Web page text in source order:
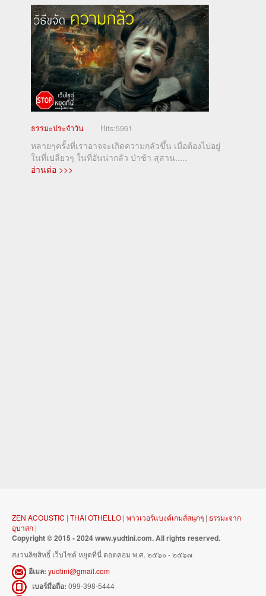
ธรรมะประจำวัน Hits:5961
หลายๆครั้งที่เราอาจจะเกิดความกลัวขึ้น เมื่อต้องไปอยู่
ในที่เปลี่ยวๆ ในที่อันน่ากลัว ป่าช้า สุสาน.....
อ่านต่อ >>>
ZEN ACOUSTIC | THAI OTHELLO | พาวเวอร์แบงค์เกมส์สนุกๆ | ธรรมะจาก
อุบาสก |
Copyright © 2015 - 2024 www.yudtini.com. All rights reserved.
สงวนลิขสิทธิ์ เว็บไซต์ หยุดที่นี่ ดอตคอม พ.ศ. ๒๕๖๐ - ๒๕๖๗
อีเมล: yudtini@gmail.com
เบอร์มือถือ: 099-398-5444